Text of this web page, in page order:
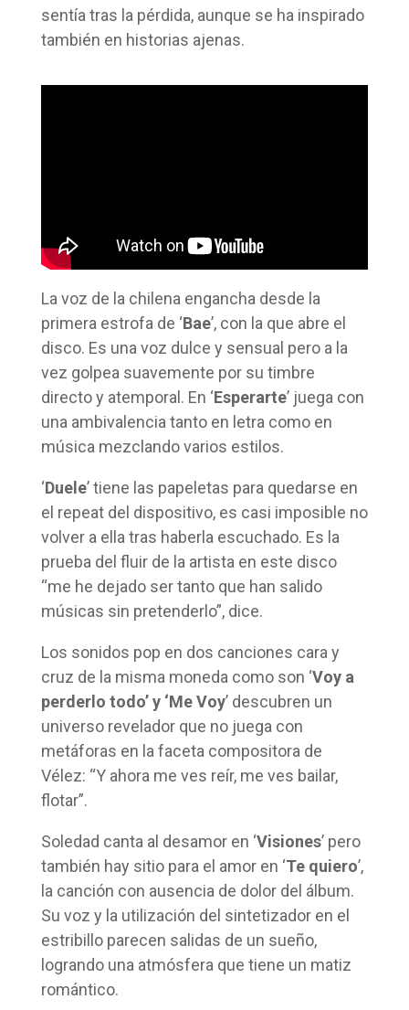
sentía tras la pérdida, aunque se ha inspirado
también en historias ajenas.
La voz de la chilena engancha desde la
primera estrofa de ‘Bae’, con la que abre el
disco. Es una voz dulce y sensual pero a la
vez golpea suavemente por su timbre
directo y atemporal. En ‘Esperarte’ juega con
una ambivalencia tanto en letra como en
música mezclando varios estilos.
‘Duele’ tiene las papeletas para quedarse en
el repeat del dispositivo, es casi imposible no
volver a ella tras haberla escuchado. Es la
prueba del fluir de la artista en este disco
“me he dejado ser tanto que han salido
músicas sin pretenderlo”, dice.
Los sonidos pop en dos canciones cara y
cruz de la misma moneda como son ‘Voy a
perderlo todo’ y ‘Me Voy’ descubren un
universo revelador que no juega con
metáforas en la faceta compositora de
Vélez: “Y ahora me ves reír, me ves bailar,
flotar”.
Soledad canta al desamor en ‘Visiones’ pero
también hay sitio para el amor en ‘Te quiero’,
la canción con ausencia de dolor del álbum.
Su voz y la utilización del sintetizador en el
estribillo parecen salidas de un sueño,
logrando una atmósfera que tiene un matiz
romántico.